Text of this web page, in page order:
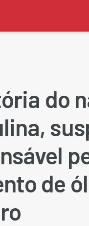
do
de